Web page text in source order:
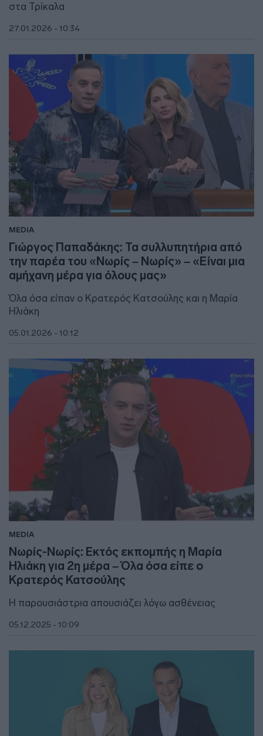
στα Τρίκαλα
27.01.2026 - 10:34
MEDIA
Γιώργος Παπαδάκης: Τα συλλυπητήρια από
την παρέα του «Νωρίς – Νωρίς» – «Είναι μια
αμήχανη μέρα για όλους μας»
Όλα όσα είπαν ο Κρατερός Κατσούλης και η Μαρία
Ηλιάκη
05.01.2026 - 10:12
MEDIA
Νωρίς-Νωρίς: Εκτός εκπομπής η Μαρία
Ηλιάκη για 2η μέρα – Όλα όσα είπε ο
Κρατερός Κατσούλης
Η παρουσιάστρια απουσιάζει λόγω ασθένειας
05.12.2025 - 10:09